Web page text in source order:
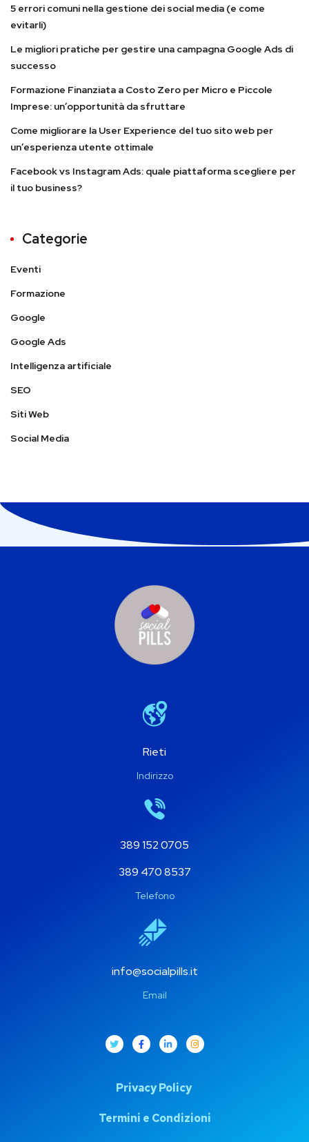
5 errori comuni nella gestione dei social media (e come
evitarli)
Le migliori pratiche per gestire una campagna Google Ads di
successo
Formazione Finanziata a Costo Zero per Micro e Piccole
Imprese: un’opportunità da sfruttare
Come migliorare la User Experience del tuo sito web per
un’esperienza utente ottimale
Facebook vs Instagram Ads: quale piattaforma scegliere per
il tuo business?
Categorie
Eventi
Formazione
Google
Google Ads
Intelligenza artificiale
SEO
Siti Web
Social Media
Rieti
Indirizzo
389 152 0705
389 470 8537
Telefono
info@socialpills.it
Email
Privacy Policy
Termini e Condizioni